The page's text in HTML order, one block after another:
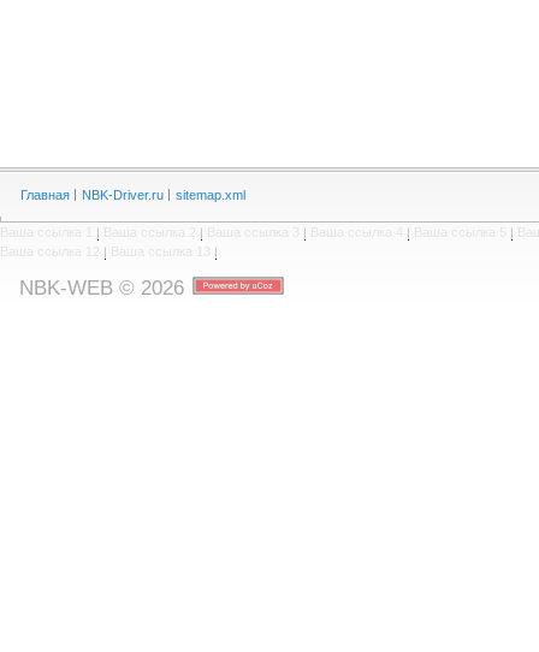
Главная NBK-Driver.ru sitemap.xml
Ваша ссылка 1 | Ваша ссылка 2 | Ваша ссылка 3 | Ваша ссылка 4 | Ваша ссылка 5 |
Ваша ссылка 12 | Ваша ссылка 13 |
NBK-WEB © 2026